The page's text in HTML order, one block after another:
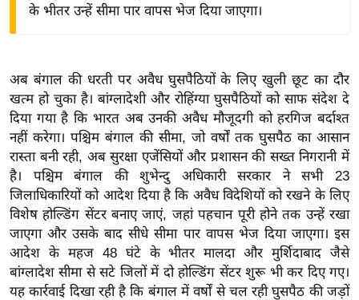
वि
शे
ष
ज्ञ
रा
य
ब
ज
ट
खे
ल
के भीतर उन्हें सीमा पार वापस भेज दिया जाएगा।
अब बंगाल की धरती पर अवैध घुसपैठियों के लिए खुली छूट का दौर
खत्म हो चुका है। बांग्लादेशी और रोहिंग्या घुसपैठियों को साफ संदेश दे
दिया गया है कि भारत अब उनकी अवैध मौजूदगी को हरगिज बर्दाश्त
नहीं करेगा। पश्चिम बंगाल की सीमा, जो वर्षों तक घुसपैठ का आसान
रास्ता बनी रही, अब सुरक्षा एजेंसियों और प्रशासन की सख्त निगरानी में
है। पश्चिम बंगाल की शुभेन्दु अधिकारी सरकार ने सभी 23
जिलाधिकारियों को आदेश दिया है कि अवैध विदेशियों को रखने के लिए
विशेष होल्डिंग सेंटर बनाए जाएं, जहां पहचान पूरी होने तक उन्हें रखा
जाएगा और उसके बाद सीधे सीमा पार वापस भेज दिया जाएगा। इस
आदेश के महज 48 घंटे के भीतर मालदा और मुर्शिदाबाद जैसे
बांग्लादेश सीमा से सटे जिलों में दो होल्डिंग सेंटर शुरू भी कर दिए गए।
यह कार्रवाई दिखा रही है कि बंगाल में वर्षों से चल रही घुसपैठ की जड़ों